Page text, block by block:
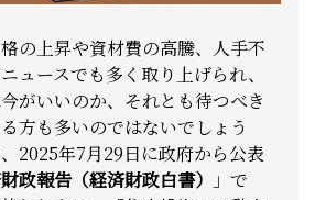
の上昇や資材費の高騰、人手不
ュースでも多く取り上げられ、
がいいのか、それとも待つべき
方も多いのではないでしょう
2025年7月29日に政府から公表
政報告（経済財政白書）
」で